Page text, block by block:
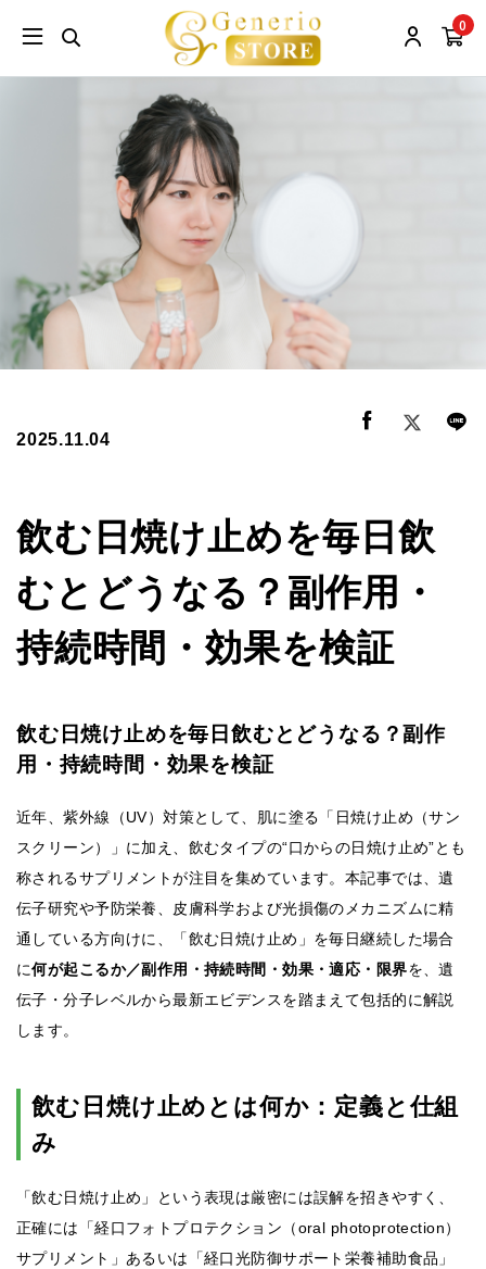
0
2025.11.04
飲む日焼け止めを毎日飲
むとどうなる？副作用・
持続時間・効果を検証
飲む日焼け止めを毎日飲むとどうなる？副作
用・持続時間・効果を検証
近年、紫外線（UV）対策として、肌に塗る「日焼け止め（サン
スクリーン）」に加え、飲むタイプの“口からの日焼け止め”とも
称されるサプリメントが注目を集めています。本記事では、遺
伝子研究や予防栄養、皮膚科学および光損傷のメカニズムに精
通している方向けに、「飲む日焼け止め」を毎日継続した場合
に何が起こるか／副作用・持続時間・効果・適応・限界を、遺
伝子・分子レベルから最新エビデンスを踏まえて包括的に解説
します。
飲む日焼け止めとは何か：定義と仕組
み
「飲む日焼け止め」という表現は厳密には誤解を招きやすく、
正確には「経口フォトプロテクション（oral photoprotection）
サプリメント」あるいは「経口光防御サポート栄養補助食品」